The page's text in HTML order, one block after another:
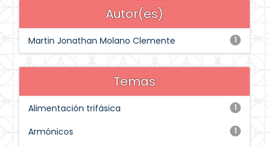
Autor(es)
1
Martin Jonathan Molano Clemente
Temas
1
Alimentación trifásica
1
Armónicos